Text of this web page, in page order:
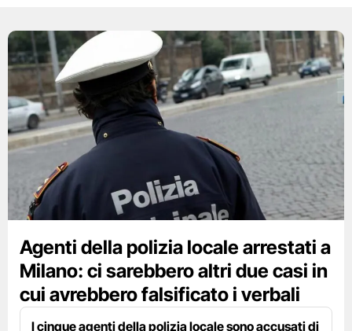
Agenti della polizia locale arrestati a
Milano: ci sarebbero altri due casi in
cui avrebbero falsificato i verbali
I cinque agenti della polizia locale sono accusati di